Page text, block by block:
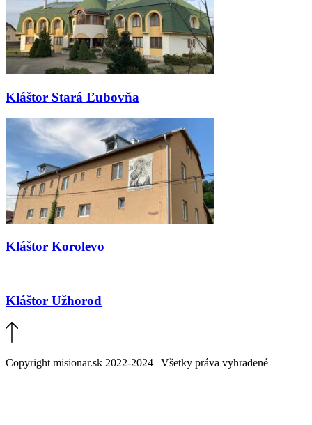
Kláštor Stará Ľubovňa
Kláštor Korolevo
Kláštor Užhorod
Copyright misionar.sk 2022-2024 | Všetky práva vyhradené |